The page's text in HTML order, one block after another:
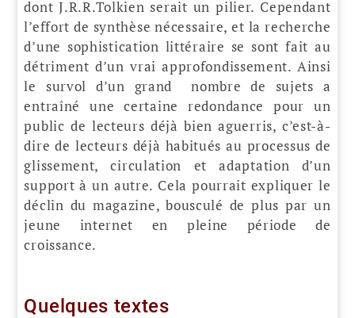
dont J.R.R.Tolkien serait un pilier. Cependant
l’effort de synthèse nécessaire, et la recherche
d’une sophistication littéraire se sont fait au
détriment d’un vrai approfondissement. Ainsi
le survol d’un grand nombre de sujets a
entraîné une certaine redondance pour un
public de lecteurs déjà bien aguerris, c’est-à-
dire de lecteurs déjà habitués au processus de
glissement, circulation et adaptation d’un
support à un autre. Cela pourrait expliquer le
déclin du magazine, bousculé de plus par un
jeune internet en pleine période de
croissance.
Quelques textes